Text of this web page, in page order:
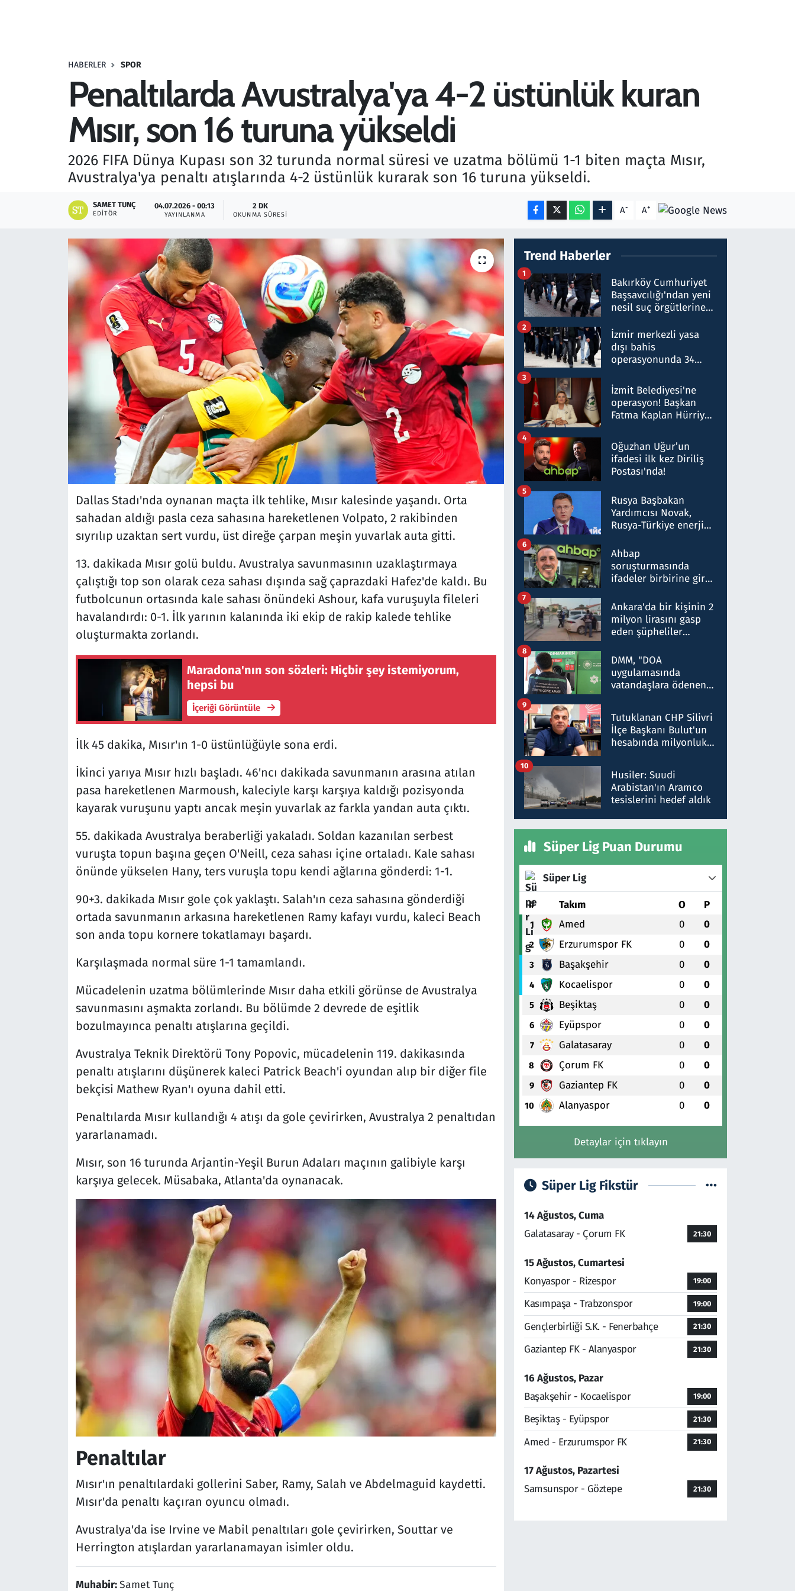
HABERLER SPOR
Penaltılarda Avustralya'ya 4-2 üstünlük kuran
Mısır, son 16 turuna yükseldi
2026 FIFA Dünya Kupası son 32 turunda normal süresi ve uzatma bölümü 1-1 biten maçta Mısır,
Avustralya'ya penaltı atışlarında 4-2 üstünlük kurarak son 16 turuna yükseldi.
SAMET TUNÇ
EDITÖR
04.07.2026 - 00:13
YAYINLANMA
2 DK
OKUNMA SÜRESI A- A+
Dallas Stadı'nda oynanan maçta ilk tehlike, Mısır kalesinde yaşandı. Orta
sahadan aldığı pasla ceza sahasına hareketlenen Volpato, 2 rakibinden
sıyrılıp uzaktan sert vurdu, üst direğe çarpan meşin yuvarlak auta gitti.
13. dakikada Mısır golü buldu. Avustralya savunmasının uzaklaştırmaya
çalıştığı top son olarak ceza sahası dışında sağ çaprazdaki Hafez'de kaldı. Bu
futbolcunun ortasında kale sahası önündeki Ashour, kafa vuruşuyla fileleri
havalandırdı: 0-1. İlk yarının kalanında iki ekip de rakip kalede tehlike
oluşturmakta zorlandı.
Maradona'nın son sözleri: Hiçbir şey istemiyorum,
hepsi bu
İçeriği Görüntüle
İlk 45 dakika, Mısır'ın 1-0 üstünlüğüyle sona erdi.
İkinci yarıya Mısır hızlı başladı. 46'ncı dakikada savunmanın arasına atılan
pasa hareketlenen Marmoush, kaleciyle karşı karşıya kaldığı pozisyonda
kayarak vuruşunu yaptı ancak meşin yuvarlak az farkla yandan auta çıktı.
55. dakikada Avustralya beraberliği yakaladı. Soldan kazanılan serbest
vuruşta topun başına geçen O'Neill, ceza sahası içine ortaladı. Kale sahası
önünde yükselen Hany, ters vuruşla topu kendi ağlarına gönderdi: 1-1.
90+3. dakikada Mısır gole çok yaklaştı. Salah'ın ceza sahasına gönderdiği
ortada savunmanın arkasına hareketlenen Ramy kafayı vurdu, kaleci Beach
son anda topu kornere tokatlamayı başardı.
Karşılaşmada normal süre 1-1 tamamlandı.
Mücadelenin uzatma bölümlerinde Mısır daha etkili görünse de Avustralya
savunmasını aşmakta zorlandı. Bu bölümde 2 devrede de eşitlik
bozulmayınca penaltı atışlarına geçildi.
Avustralya Teknik Direktörü Tony Popovic, mücadelenin 119. dakikasında
penaltı atışlarını düşünerek kaleci Patrick Beach'i oyundan alıp bir diğer file
bekçisi Mathew Ryan'ı oyuna dahil etti.
Penaltılarda Mısır kullandığı 4 atışı da gole çevirirken, Avustralya 2 penaltıdan
yararlanamadı.
Mısır, son 16 turunda Arjantin-Yeşil Burun Adaları maçının galibiyle karşı
karşıya gelecek. Müsabaka, Atlanta'da oynanacak.
Penaltılar
Mısır'ın penaltılardaki gollerini Saber, Ramy, Salah ve Abdelmaguid kaydetti.
Mısır'da penaltı kaçıran oyuncu olmadı.
Avustralya'da ise Irvine ve Mabil penaltıları gole çevirirken, Souttar ve
Herrington atışlardan yararlanamayan isimler oldu.
Muhabir:Samet Tunç
Trend Haberler
Bakırköy Cumhuriyet
Başsavcılığı'ndan yeni
nesil suç örgütlerine
hakkında gözaltı kararı
1
İzmir merkezli yasa
dışı bahis
operasyonunda 34
Milyar liralık para
trafiği tespit edildi
2
İzmit Belediyesi'ne
operasyon! Başkan
Fatma Kaplan Hürriyet
3
Oğuzhan Uğur’un
ifadesi ilk kez Diriliş
Postası'nda!
4
Rusya Başbakan
Yardımcısı Novak,
Rusya-Türkiye enerji
nitelikte olduğunu
belirtti
5
Ahbap
soruşturmasında
ifadeler birbirine girdi:
ifadelerinden ortaya
çıkan tablo şok etti
6
Ankara'da bir kişinin 2
milyon lirasını gasp
eden şüpheliler
7
DMM, "DOA
uygulamasında
vatandaşlara ödenen
düşürüldüğü" iddiasını
yalanladı
8
Tutuklanan CHP Silivri
İlçe Başkanı Bulut'un
hesabında milyonluk
talimat verdi, ben
gönderdim
9
Husiler: Suudi
Arabistan'ın Aramco
tesislerini hedef aldık
10
Süper Lig Puan Durumu
Süper Lig
# Takım O P
1 Amed 0 0
2 Erzurumspor FK 0 0
3 Başakşehir 0 0
4 Kocaelispor 0 0
5 Beşiktaş 0 0
6 Eyüpspor 0 0
7 Galatasaray 0 0
8 Çorum FK 0 0
9 Gaziantep FK 0 0
10 Alanyaspor 0 0
Detaylar için tıklayın
Süper Lig Fikstür
14 Ağustos, Cuma
Galatasaray - Çorum FK
21:30
15 Ağustos, Cumartesi
Konyaspor - Rizespor
19:00
Kasımpaşa - Trabzonspor 19:00
Gençlerbirliği S.K. - Fenerbahçe 21:30
Gaziantep FK - Alanyaspor 21:30
16 Ağustos, Pazar
Başakşehir - Kocaelispor
19:00
Beşiktaş - Eyüpspor 21:30
Amed - Erzurumspor FK 21:30
17 Ağustos, Pazartesi
Samsunspor - Göztepe
21:30
Savunma Sanayi
Teknoloji ve Bilim
Televizyon